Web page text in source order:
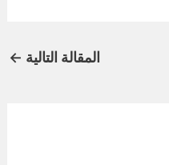
المقالة التالية ←